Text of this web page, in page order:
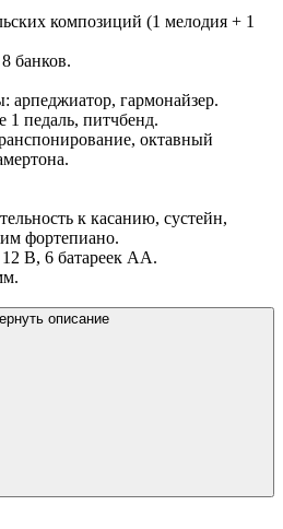
композиций (1 мелодия + 1
банков.
арпеджиатор, гармонайзер.
1 педаль, питчбенд.
октавный
к касанию, сустейн,
фортепиано.
В, 6 батареек АА.
описание